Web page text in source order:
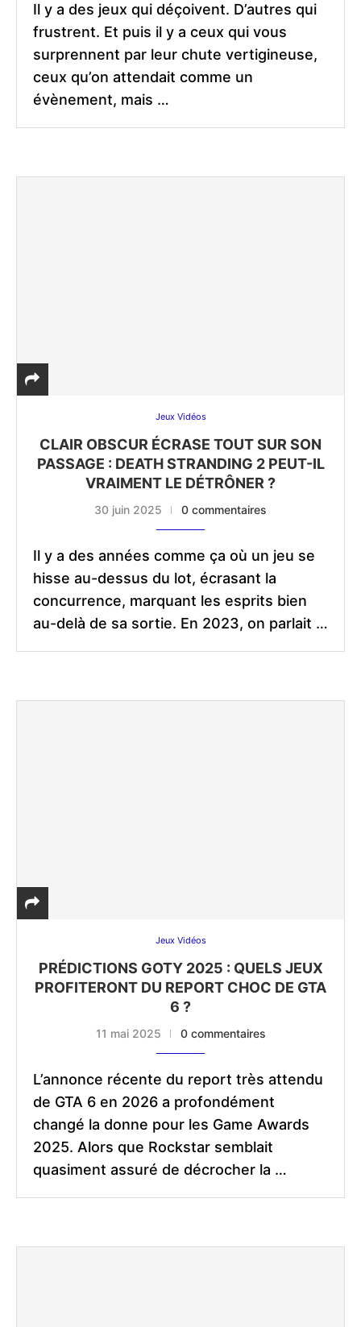
Il y a des jeux qui déçoivent. D’autres qui
frustrent. Et puis il y a ceux qui vous
surprennent par leur chute vertigineuse,
ceux qu’on attendait comme un
évènement, mais …
Jeux Vidéos
CLAIR OBSCUR ÉCRASE TOUT SUR SON
PASSAGE : DEATH STRANDING 2 PEUT-IL
VRAIMENT LE DÉTRÔNER ?
30 juin 2025 0 commentaires
Il y a des années comme ça où un jeu se
hisse au-dessus du lot, écrasant la
concurrence, marquant les esprits bien
au-delà de sa sortie. En 2023, on parlait …
Jeux Vidéos
PRÉDICTIONS GOTY 2025 : QUELS JEUX
PROFITERONT DU REPORT CHOC DE GTA
6 ?
11 mai 2025 0 commentaires
L’annonce récente du report très attendu
de GTA 6 en 2026 a profondément
changé la donne pour les Game Awards
2025. Alors que Rockstar semblait
quasiment assuré de décrocher la …